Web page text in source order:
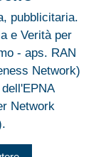
pubblicitaria.
e Verità per
- aps. RAN
Network)
Network